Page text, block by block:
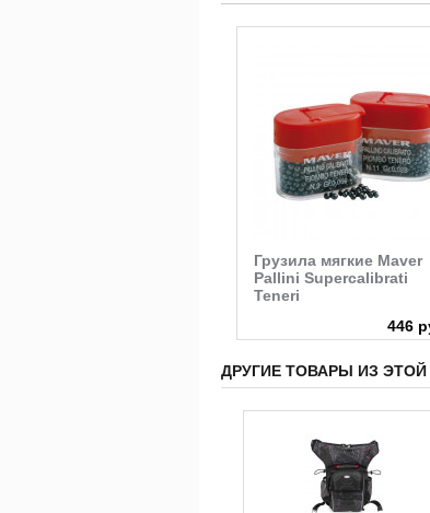
Грузила мягкие Maver
Pallini Supercalibrati
Teneri
446
ДРУГИЕ ТОВАРЫ ИЗ ЭТОЙ